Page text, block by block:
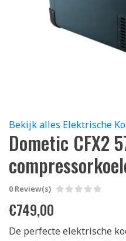
Bekijk alles Elektrische
Dometic CFX2
0 Review(s)
€749,00
De perfecte elektrische